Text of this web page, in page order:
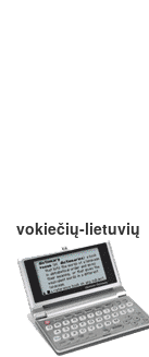
vokiečių-lietuvių